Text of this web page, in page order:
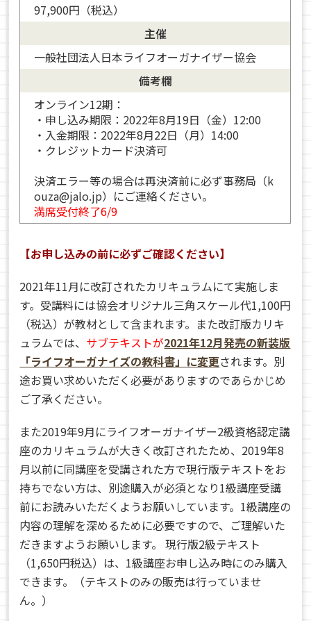
97,900円（税込）
主催
一般社団法人日本ライフオーガナイザー協会
備考欄
オンライン12期：
・申し込み期限：2022年8月19日（金）12:00
・入金期限：2022年8月22日（月）14:00
・クレジットカード決済可
決済エラー等の場合は再決済前に必ず事務局（k
ouza@jalo.jp）にご連絡ください。
満席受付終了6/9
【お申し込みの前に必ずご確認ください】
2021年11月に改訂されたカリキュラムにて実施しま
す。受講料には協会オリジナル三角スケール代1,100円
（税込）が教材として含まれます。また改訂版カリキ
ュラムでは、 サブテキストが2021年12月発売の新装版
「ライフオーガナイズの教科書」に変更されます。別
途お買い求めいただく必要がありますのであらかじめ
ご了承ください。
また2019年9月にライフオーガナイザー2級資格認定講
座のカリキュラムが大きく改訂されたため、2019年8
月以前に同講座を受講された方で現行版テキストをお
持ちでない方は、別途購入が必須となり1級講座受講
前にお読みいただくようお願いしています。1級講座の
内容の理解を深めるために必要ですので、ご理解いた
だきますようお願いします。 現行版2級テキスト
（1,650円税込）は、1級講座お申し込み時にのみ購入
できます。（テキストのみの販売は行っていませ
ん。）